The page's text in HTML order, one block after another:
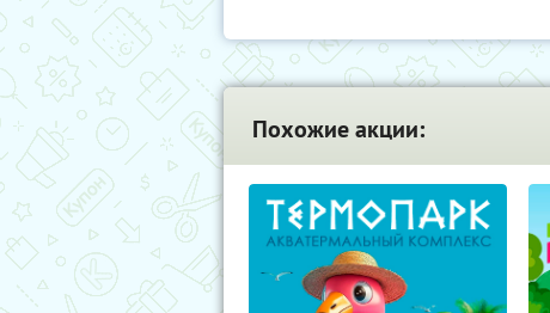
Похожие акции: